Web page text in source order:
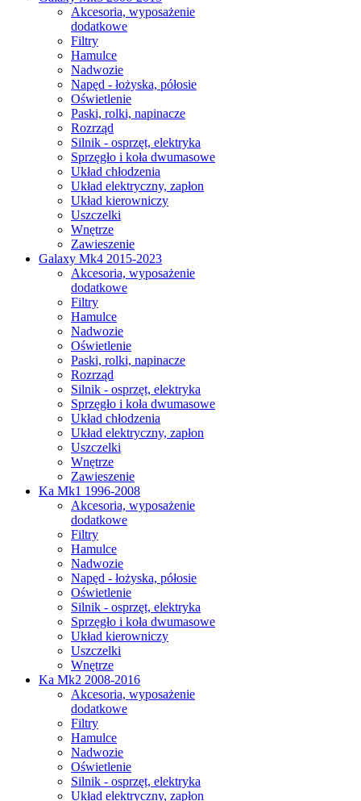
Akcesoria, wyposażenie
dodatkowe
Filtry
Hamulce
Nadwozie
Napęd - łożyska, półosie
Oświetlenie
Paski, rolki, napinacze
Rozrząd
Silnik - osprzęt, elektryka
Sprzęgło i koła dwumasowe
Układ chłodzenia
Układ elektryczny, zapłon
Układ kierowniczy
Uszczelki
Wnętrze
Zawieszenie
Galaxy Mk4 2015-2023
Akcesoria, wyposażenie
dodatkowe
Filtry
Hamulce
Nadwozie
Oświetlenie
Paski, rolki, napinacze
Rozrząd
Silnik - osprzęt, elektryka
Sprzęgło i koła dwumasowe
Układ chłodzenia
Układ elektryczny, zapłon
Uszczelki
Wnętrze
Zawieszenie
Ka Mk1 1996-2008
Akcesoria, wyposażenie
dodatkowe
Filtry
Hamulce
Nadwozie
Napęd - łożyska, półosie
Oświetlenie
Silnik - osprzęt, elektryka
Sprzęgło i koła dwumasowe
Układ kierowniczy
Uszczelki
Wnętrze
Ka Mk2 2008-2016
Akcesoria, wyposażenie
dodatkowe
Filtry
Hamulce
Nadwozie
Oświetlenie
Silnik - osprzęt, elektryka
Układ elektryczny, zapłon